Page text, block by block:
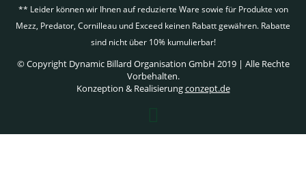
** Leider können wir Ihnen auf reduzierte Ware sowie für Produkte von
Mezz, Predator, Cornilleau und Exceed keinen Rabatt gewähren. Rabatte
sind nicht über 10% kumulierbar!
© Copyright Dynamic Billard Organisation GmbH 2019 | Alle Rechte
Vorbehalten.
Konzeption & Realisierungconzept.de